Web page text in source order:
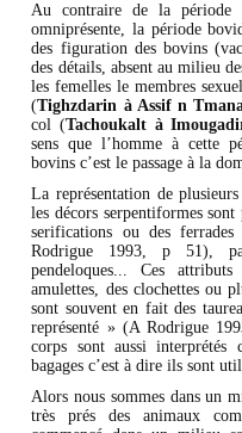
Au contraire de la période
omniprésente, la période
des figuration des bovins
des détails, absent au milieu
les femelles le membres
(Tighzdarin à Assif n
col (Tachoukalt à
sens que l’homme à cette
bovins c’est le passage à la
La représentation de
les décors serpentiformes
serifications ou des
Rodrigue 1993, p 51),
pendeloques... Ces
amulettes, des clochettes ou
sont souvent en fait des
représenté » (A Rodrigue
corps sont aussi interprétés
bagages c’est à dire ils sont
Alors nous sommes dans un
très prés des animaux